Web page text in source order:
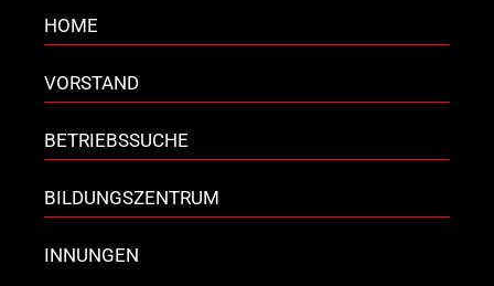
HOME
VORSTAND
BETRIEBSSUCHE
BILDUNGSZENTRUM
INNUNGEN